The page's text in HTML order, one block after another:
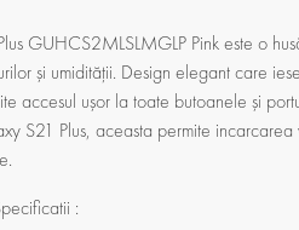
GUHCS2MLSLMGLP Pink este o
și umidității. Design elegant care
accesul ușor la toate butoanele și
S21 Plus, aceasta permite incarcarea
: